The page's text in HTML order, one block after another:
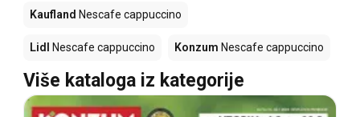
Kaufland Nescafe cappuccino
Lidl Nescafe cappuccino Konzum Nescafe cappuccino
Više kataloga iz kategorije